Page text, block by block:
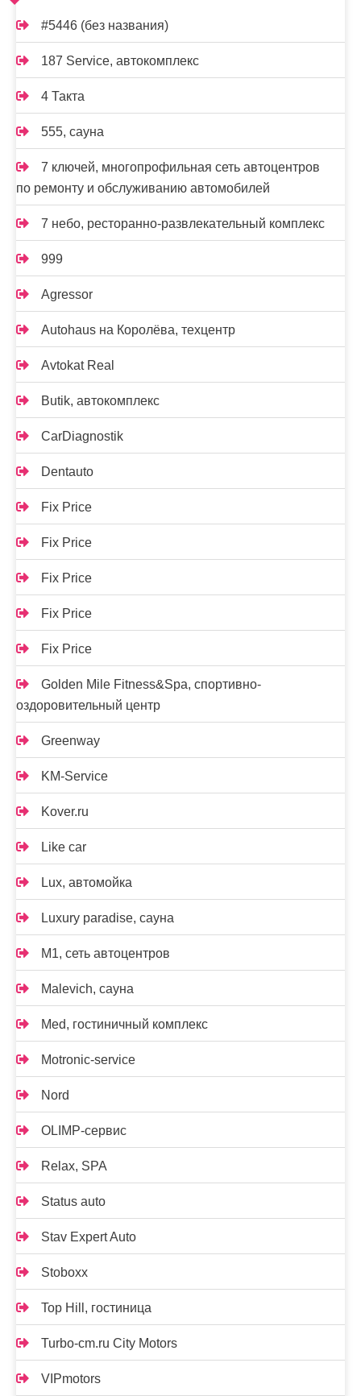
#5446 (без названия)
187 Service, автокомплекс
4 Такта
555, сауна
7 ключей, многопрофильная сеть автоцентров
по ремонту и обслуживанию автомобилей
7 небо, ресторанно-развлекательный комплекс
999
Agressor
Autohaus на Королёва, техцентр
Avtokat Real
Butik, автокомплекс
CarDiagnostik
Dentauto
Fix Price
Fix Price
Fix Price
Fix Price
Fix Price
Golden Mile Fitness&Spa, спортивно-
оздоровительный центр
Greenway
KM-Service
Kover.ru
Like car
Lux, автомойка
Luxury paradise, сауна
M1, сеть автоцентров
Malevich, сауна
Med, гостиничный комплекс
Motronic-service
Nord
OLIMP-сервис
Relax, SPA
Status auto
Stav Expert Auto
Stoboxx
Top Hill, гостиница
Turbo-cm.ru City Motors
VIPmotors